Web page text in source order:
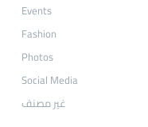
Events
Fashion
Photos
Social Media
غير مصنف